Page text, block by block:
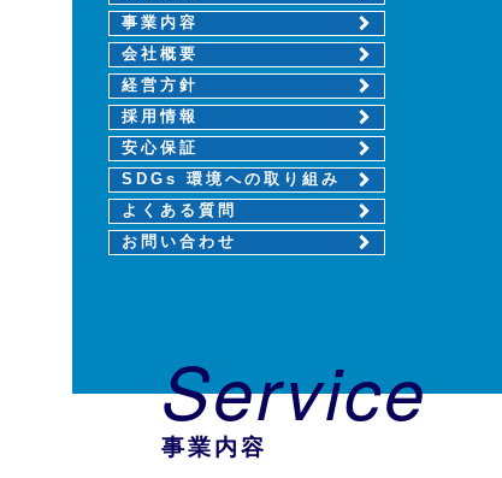
事業内容
会社概要
経営方針
採用情報
安心保証
SDGs 環境への取り組み
よくある質問
お問い合わせ
Service
事業内容